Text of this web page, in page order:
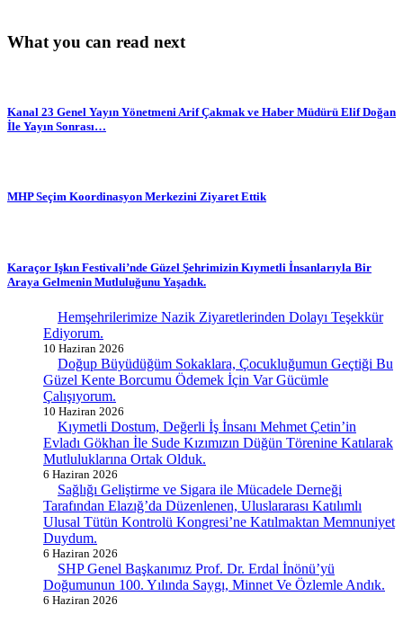
What you can read next
Kanal 23 Genel Yayın Yönetmeni Arif Çakmak ve Haber Müdürü Elif Doğan
İle Yayın Sonrası…
MHP Seçim Koordinasyon Merkezini Ziyaret Ettik
Karaçor Işkın Festivali’nde Güzel Şehrimizin Kıymetli İnsanlarıyla Bir
Araya Gelmenin Mutluluğunu Yaşadık.
Hemşehrilerimize Nazik Ziyaretlerinden Dolayı Teşekkür
Ediyorum.
10 Haziran 2026
Doğup Büyüdüğüm Sokaklara, Çocukluğumun Geçtiği Bu
Güzel Kente Borcumu Ödemek İçin Var Gücümle
Çalışıyorum.
10 Haziran 2026
Kıymetli Dostum, Değerli İş İnsanı Mehmet Çetin’in
Evladı Gökhan İle Sude Kızımızın Düğün Törenine Katılarak
Mutluluklarına Ortak Olduk.
6 Haziran 2026
Sağlığı Geliştirme ve Sigara ile Mücadele Derneği
Tarafından Elazığ’da Düzenlenen, Uluslararası Katılımlı
Ulusal Tütün Kontrolü Kongresi’ne Katılmaktan Memnuniyet
Duydum.
6 Haziran 2026
SHP Genel Başkanımız Prof. Dr. Erdal İnönü’yü
Doğumunun 100. Yılında Saygı, Minnet Ve Özlemle Andık.
6 Haziran 2026